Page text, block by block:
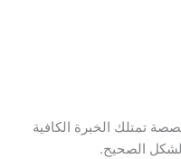
تمتلك الخبرة الكافية
الصحيح.